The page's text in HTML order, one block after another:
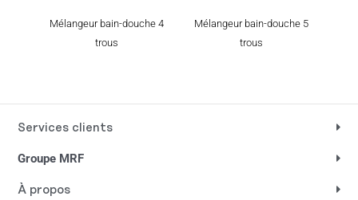
Mélangeur bain-douche 4
trous
Mélangeur bain-douche 5
trous
Services clients
Groupe MRF
À propos